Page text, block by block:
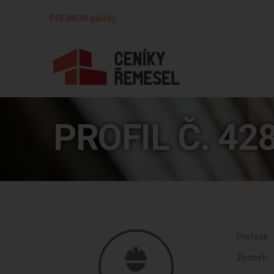
PREMIUM balíčky
PROFIL Č.
Profese:
Živnosti: